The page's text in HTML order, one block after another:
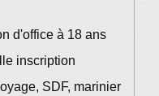
d'office à 18 ans
inscription
SDF, marinier